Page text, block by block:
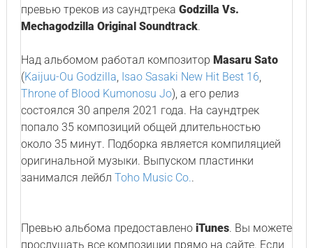
превью треков из саундтрека Godzilla Vs.
Mechagodzilla Original Soundtrack.
Над альбомом работал композитор Masaru Sato
(Kaijuu-Ou Godzilla, Isao Sasaki New Hit Best 16,
Throne of Blood Kumonosu Jo), а его релиз
состоялся 30 апреля 2021 года. На саундтрек
попало 35 композиций общей длительностью
около 35 минут. Подборка является компиляцией
оригинальной музыки. Выпуском пластинки
занимался лейбл Toho Music Co..
Превью альбома предоставлено iTunes. Вы можете
прослушать все композиции прямо на сайте. Если